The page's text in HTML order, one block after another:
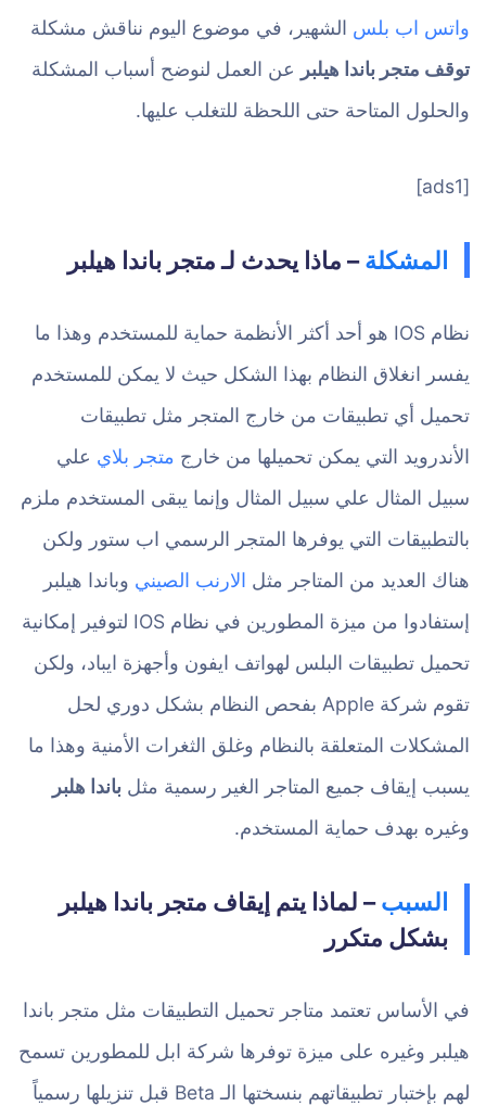
واتس اب بلس الشهير، في موضوع اليوم نناقش مشكلة
توقف متجر باندا هيلبر عن العمل لنوضح أسباب المشكلة
والحلول المتاحة حتى اللحظة للتغلب عليها.
[ads1]
المشكلة– ماذا يحدث لـ متجر باندا هيلبر
نظام IOS هو أحد أكثر الأنظمة حماية للمستخدم وهذا ما
يفسر انغلاق النظام بهذا الشكل حيث لا يمكن للمستخدم
تحميل أي تطبيقات من خارج المتجر مثل تطبيقات
الأندرويد التي يمكن تحميلها من خارج متجر بلاي علي
سبيل المثال علي سبيل المثال وإنما يبقى المستخدم ملزم
بالتطبيقات التي يوفرها المتجر الرسمي اب ستور ولكن
هناك العديد من المتاجر مثل الارنب الصيني وباندا هيلبر
إستفادوا من ميزة المطورين في نظام IOS لتوفير إمكانية
تحميل تطبيقات البلس لهواتف ايفون وأجهزة ايباد، ولكن
تقوم شركة Apple بفحص النظام بشكل دوري لحل
المشكلات المتعلقة بالنظام وغلق الثغرات الأمنية وهذا ما
يسبب إيقاف جميع المتاجر الغير رسمية مثل باندا هلبر
وغيره بهدف حماية المستخدم.
السبب– لماذا يتم إيقاف متجر باندا هيلبر
بشكل متكرر
في الأساس تعتمد متاجر تحميل التطبيقات مثل متجر باندا
هيلبر وغيره على ميزة توفرها شركة ابل للمطورين تسمح
لهم بإختبار تطبيقاتهم بنسختها الـ Beta قبل تنزيلها رسمياً